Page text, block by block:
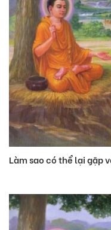
Làm sao có thể lại gặp